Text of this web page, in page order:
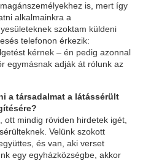
is, mert így
alkalmainkra a
szoktam küldeni
telefonon érkezik:
kérnek – én pedig azonnal
egymásnak adják át rólunk az
a társadalmat a látássérült
mindig röviden hirdetek igét,
Velünk szokott
és van, aki verset
egy egyházközségbe, akkor